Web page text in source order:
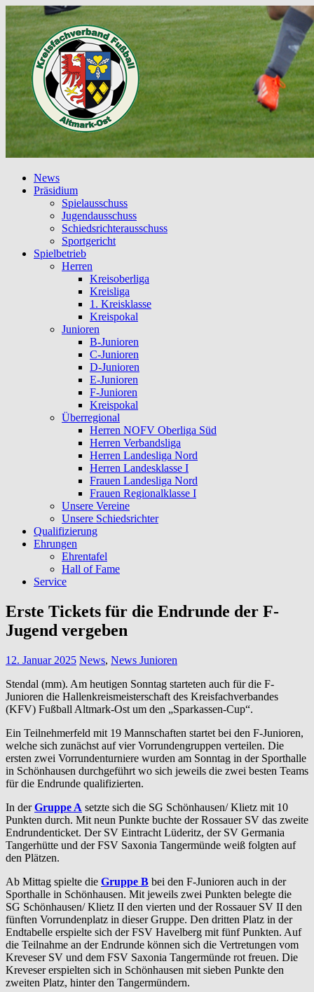
News
Präsidium
Spielausschuss
Jugendausschuss
Schiedsrichterausschuss
Sportgericht
Spielbetrieb
Herren
Kreisoberliga
Kreisliga
1. Kreisklasse
Kreispokal
Junioren
B-Junioren
C-Junioren
D-Junioren
E-Junioren
F-Junioren
Kreispokal
Überregional
Herren NOFV Oberliga Süd
Herren Verbandsliga
Herren Landesliga Nord
Herren Landesklasse I
Frauen Landesliga Nord
Frauen Regionalklasse I
Unsere Vereine
Unsere Schiedsrichter
Qualifizierung
Ehrungen
Ehrentafel
Hall of Fame
Service
Erste Tickets für die Endrunde der F-
Jugend vergeben
12. Januar 2025 News, News Junioren
Stendal (mm). Am heutigen Sonntag starteten auch für die F-
Junioren die Hallenkreismeisterschaft des Kreisfachverbandes
(KFV) Fußball Altmark-Ost um den „Sparkassen-Cup“.
Ein Teilnehmerfeld mit 19 Mannschaften startet bei den F-Junioren,
welche sich zunächst auf vier Vorrundengruppen verteilen. Die
ersten zwei Vorrundenturniere wurden am Sonntag in der Sporthalle
in Schönhausen durchgeführt wo sich jeweils die zwei besten Teams
für die Endrunde qualifizierten.
In derGruppe A setzte sich die SG Schönhausen/ Klietz mit 10
Punkten durch. Mit neun Punkte buchte der Rossauer SV das zweite
Endrundenticket. Der SV Eintracht Lüderitz, der SV Germania
Tangerhütte und der FSV Saxonia Tangermünde weiß folgten auf
den Plätzen.
Ab Mittag spielte die Gruppe B bei den F-Junioren auch in der
Sporthalle in Schönhausen. Mit jeweils zwei Punkten belegte die
SG Schönhausen/ Klietz II den vierten und der Rossauer SV II den
fünften Vorrundenplatz in dieser Gruppe. Den dritten Platz in der
Endtabelle erspielte sich der FSV Havelberg mit fünf Punkten. Auf
die Teilnahme an der Endrunde können sich die Vertretungen vom
Kreveser SV und dem FSV Saxonia Tangermünde rot freuen. Die
Kreveser erspielten sich in Schönhausen mit sieben Punkte den
zweiten Platz, hinter den Tangermündern.